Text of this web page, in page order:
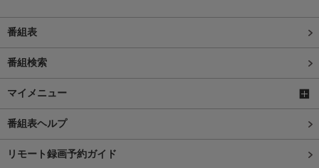
番組表
番組検索
マイメニュー
番組表ヘルプ
リモート録画予約ガイド